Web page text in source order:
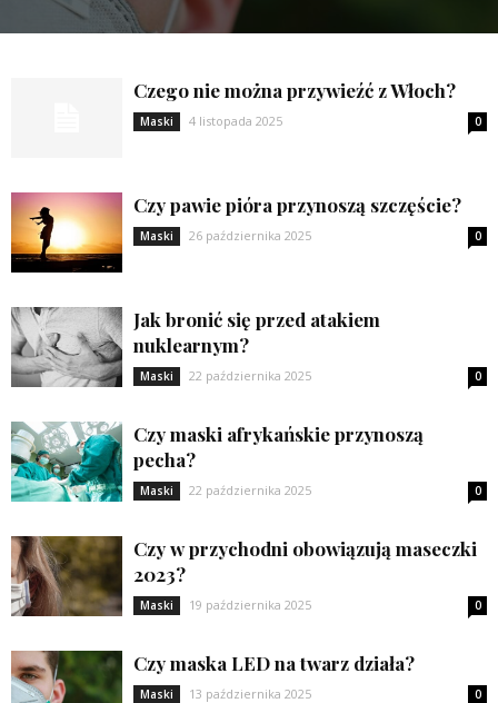
Czego nie można przywieźć z Włoch?
Maski 4 listopada 2025 0
Czy pawie pióra przynoszą szczęście?
Maski 26 października 2025 0
Jak bronić się przed atakiem
nuklearnym?
Maski 22 października 2025 0
Czy maski afrykańskie przynoszą
pecha?
Maski 22 października 2025 0
Czy w przychodni obowiązują maseczki
2023?
Maski 19 października 2025 0
Czy maska LED na twarz działa?
Maski 13 października 2025 0